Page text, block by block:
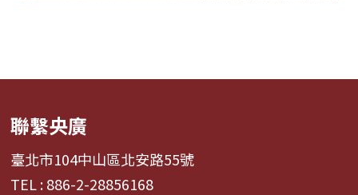
聯繫央廣
臺北市104中山區北安路55號
TEL : 886-2-28856168